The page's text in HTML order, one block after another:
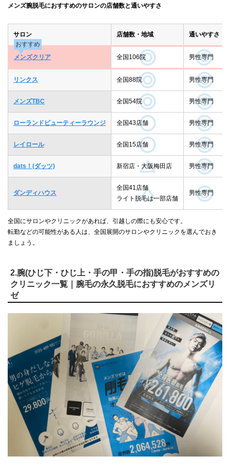
メンズ腕脱毛におすすめのサロンの店舗数と通いやすさ
サロン 店舗数・地域
通いやすさ
おすすめ
メンズクリア
全国106院 男性専門
リンクス 全国88院 男性専門
メンズTBC 全国54院 男性専門
ローランドビューティーラウンジ 全国43店舗 男性専門
レイロール 全国15店舗 男性専門
dats！(ダッツ) 新宿店・大阪梅田店 男性専門
ダンディハウス
全国41店舗
ライト脱毛は一部店舗
男性専門
全国にサロンやクリニックがあれば、引越しの際にも安心です。
転勤などの可能性がある人は、全国展開のサロンやクリニックを選んでおき
ましょう。
2.腕(ひじ下・ひじ上・手の甲・手の指)脱毛がおすすめの
クリニック一覧｜腕毛の永久脱毛におすすめのメンズリ
ゼ